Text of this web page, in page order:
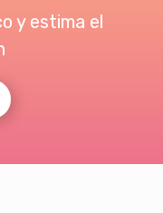
y estima el